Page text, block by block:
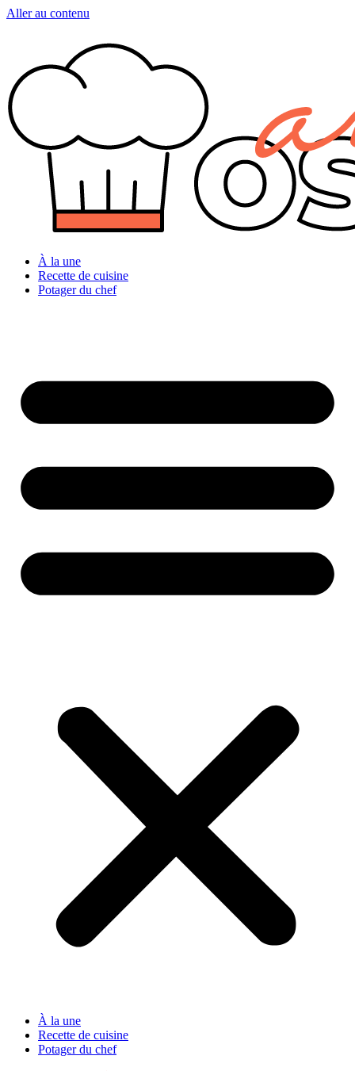
Aller au contenu
À la une
Recette de cuisine
Potager du chef
À la une
Recette de cuisine
Potager du chef